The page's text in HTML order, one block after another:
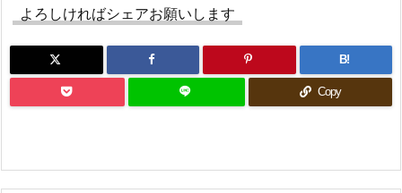
よろしければシェアお願いします
B!
Copy